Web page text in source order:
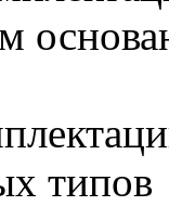
типов